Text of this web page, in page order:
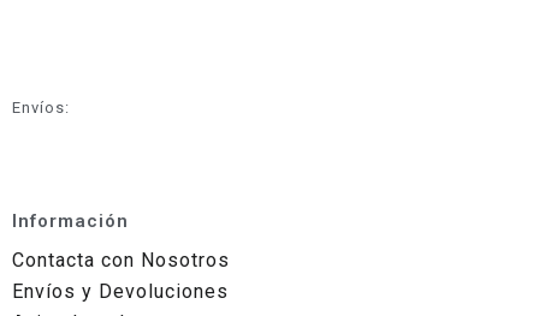
Envíos:
Información
Contacta con Nosotros
Envíos y Devoluciones